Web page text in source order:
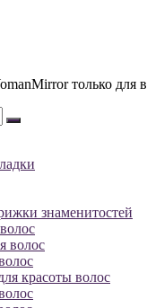
только для
знаменитостей
волос
красоты волос